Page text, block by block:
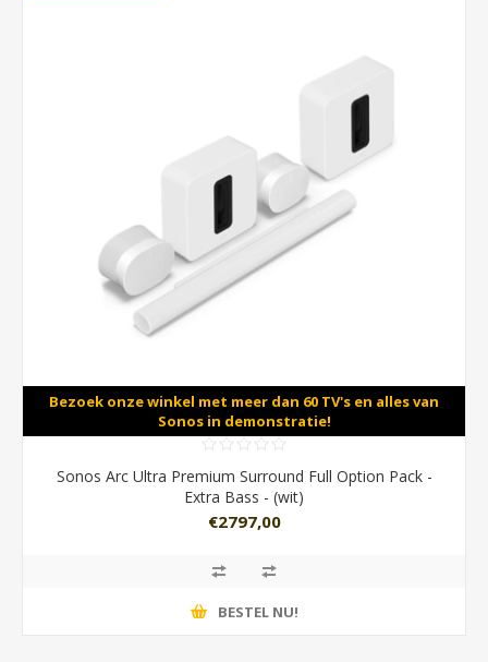
Bezoek onze winkel met meer dan 60 TV's en alles van
Sonos in demonstratie!
Sonos Arc Ultra Premium Surround Full Option Pack -
Extra Bass - (wit)
€2797,00
BESTEL NU!